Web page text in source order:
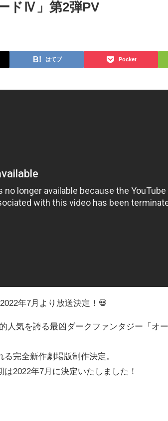
ドⅣ」第2弾PV
はてブ Pocket
年7月より放送決定！💀
人気を誇る最凶ダークファンタジー「オー
完全新作劇場版制作決定。
2022年7月に決定いたしました！